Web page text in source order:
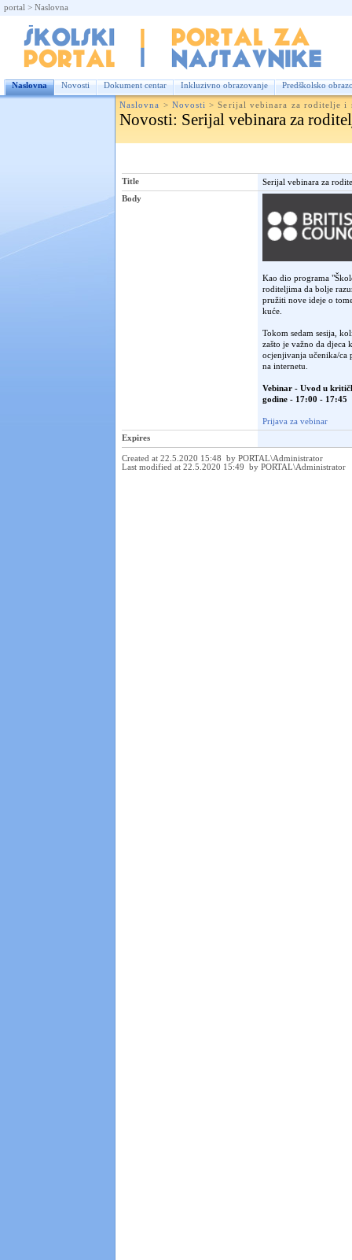
portal > Naslovna
Naslovna Novosti Dokument centar Inkluzivno obrazovanje Predškolsko
Naslovna > Novosti >Serijal vebinara za roditelje i
Novosti: Serijal vebinara za
Title
Serijal vebinara za
Body
Kao dio programa
roditeljima da bolje
pružiti nove ideje o
kuće.
Tokom sedam sesija,
zašto je važno da
ocjenjivanja učenika/ca
na internetu.
Vebinar - Uvod u
godine - 17:00 - 17:45
Prijava za vebinar
Expires
Created at 22.5.2020 15:48 by PORTAL\Administrator
Last modified at 22.5.2020 15:49 by PORTAL\Administrator